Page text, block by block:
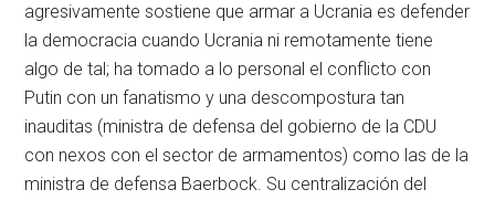
agresivamente sostiene que armar a Ucrania es defender
la democracia cuando Ucrania ni remotamente tiene
algo de tal; ha tomado a lo personal el conflicto con
Putin con un fanatismo y una descompostura tan
inauditas (ministra de defensa del gobierno de la CDU
con nexos con el sector de armamentos) como las de la
ministra de defensa Baerbock. Su centralización del